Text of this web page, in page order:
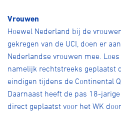
Vrouwen
Hoewel Nederland bij de
gekregen van de UCI, doen er
Nederlandse vrouwen mee.
namelijk rechtstreeks geplaatst
eindigen tijdens de Continental
Daarnaast heeft de pas 18-
direct geplaatst voor het WK